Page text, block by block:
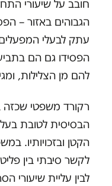
חובב על שיעורי
הגבוהים באזור –
עתק לבעלי
הפסידו גם הם
להם מן הצלילות,
רקורד משפטי שכזה
הבסיסית לטובת
הקטן ובזכויותיו.
לקשר סיבתי בין
לבין עליית שיעורי